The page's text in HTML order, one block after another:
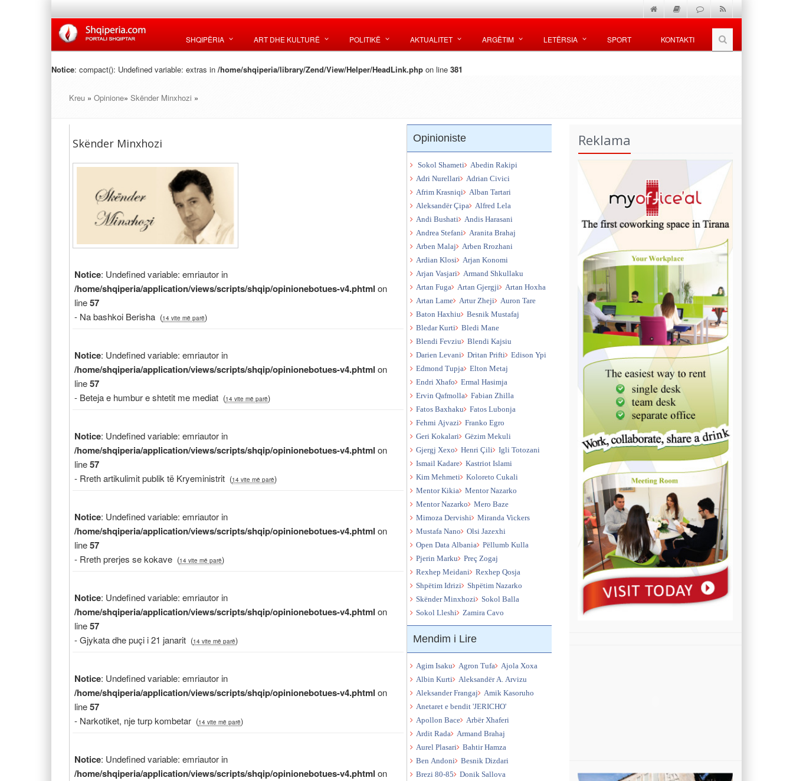
SHQIPËRIA ART DHE KULTURË POLITIKË AKTUALITET ARGËTIM LETËRSIA SPORT KONTAKTI
Notice: compact(): Undefined variable: extras in /home/shqiperia/library/Zend/View/Helper/HeadLink.php on line 381
Kreu » Opinione» Skënder Minxhozi »
Skënder Minxhozi
Notice: Undefined variable: emriautor in
/home/shqiperia/application/views/scripts/shqip/opinionebotues-v4.phtml on
line57
- Na bashkoi Berisha (14 vite më parë)
Notice: Undefined variable: emriautor in
/home/shqiperia/application/views/scripts/shqip/opinionebotues-v4.phtml on
line57
- Beteja e humbur e shtetit me mediat (14 vite më parë)
Notice: Undefined variable: emriautor in
/home/shqiperia/application/views/scripts/shqip/opinionebotues-v4.phtml on
line57
- Rreth artikulimit publik të Kryeministrit (14 vite më parë)
Notice: Undefined variable: emriautor in
/home/shqiperia/application/views/scripts/shqip/opinionebotues-v4.phtml on
line57
- Rreth prerjes se kokave (14 vite më parë)
Notice: Undefined variable: emriautor in
/home/shqiperia/application/views/scripts/shqip/opinionebotues-v4.phtml on
line57
- Gjykata dhe puçi i 21 janarit (14 vite më parë)
Notice: Undefined variable: emriautor in
/home/shqiperia/application/views/scripts/shqip/opinionebotues-v4.phtml on
line57
- Narkotiket, nje turp kombetar (14 vite më parë)
Notice: Undefined variable: emriautor in
/home/shqiperia/application/views/scripts/shqip/opinionebotues-v4.phtml on
Opinioniste
Sokol Shameti
Abedin Rakipi
Adri Nurellari
Adrian Civici
Afrim Krasniqi
Alban Tartari
Aleksandër Çipa
Alfred Lela
Andi Bushati
Andis Harasani
Andrea Stefani
Aranita Brahaj
Arben Malaj
Arben Rrozhani
Ardian Klosi
Arjan Konomi
Arjan Vasjari
Armand Shkullaku
Artan Fuga
Artan Gjergji
Artan Hoxha
Artan Lame
Artur Zheji
Auron Tare
Baton Haxhiu
Besnik Mustafaj
Bledar Kurti
Bledi Mane
Blendi Fevziu
Blendi Kajsiu
Darien Levani
Dritan Prifti
Edison Ypi
Edmond Tupja
Elton Metaj
Endri Xhafo
Ermal Hasimja
Ervin Qafmolla
Fabian Zhilla
Fatos Baxhaku
Fatos Lubonja
Fehmi Ajvazi
Franko Egro
Geri Kokalari
Gëzim Mekuli
Gjergj Xexo
Henri Çili
Igli Totozani
Ismail Kadare
Kastriot Islami
Kim Mehmeti
Koloreto Cukali
Mentor Kikia
Mentor Nazarko
Mentor Nazarko
Mero Baze
Mimoza Dervishi
Miranda Vickers
Mustafa Nano
Olsi Jazexhi
Open Data Albania
Pëllumb Kulla
Pjerin Marku
Preç Zogaj
Rexhep Meidani
Rexhep Qosja
Shpëtim Idrizi
Shpëtim Nazarko
Skënder Minxhozi
Sokol Balla
Sokol Lleshi
Zamira Cavo
Mendim i Lire
Agim Isaku Agron Tufa
Ajola Xoxa
Albin Kurti
Aleksandër A. Arvizu
Aleksander Frangaj
Amik Kasoruho
Anetaret e bendit 'JERICHO'
Apollon Bace
Arbër Xhaferi
Ardit Rada
Armand Brahaj
Aurel Plasari
Bahtir Hamza
Ben Andoni
Besnik Dizdari
Brezi 80-85
Donik Sallova
Reklama